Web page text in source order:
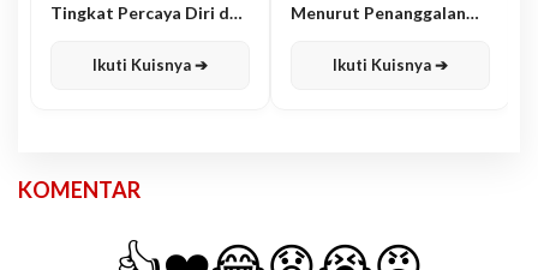
Tingkat Percaya Diri dan
Ikuti Kuisnya ➔
Menurut Penanggalan
Ikuti Kuisnya ➔
KOMENTAR